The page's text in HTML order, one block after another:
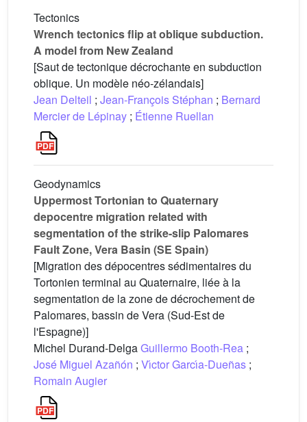
Tectonics
Wrench tectonics flip at oblique subduction.
A model from New Zealand
[Saut de tectonique décrochante en subduction
oblique. Un modèle néo-zélandais]
Jean Delteil ; Jean-François Stéphan ; Bernard
Mercier de Lépinay ; Étienne Ruellan
Geodynamics
Uppermost Tortonian to Quaternary
depocentre migration related with
segmentation of the strike-slip Palomares
Fault Zone, Vera Basin (SE Spain)
[Migration des dépocentres sédimentaires du
Tortonien terminal au Quaternaire, liée à la
segmentation de la zone de décrochement de
Palomares, bassin de Vera (Sud-Est de
l'Espagne)]
Michel Durand-DelgaGuillermo Booth-Rea ;
José Miguel Azañón ; Vı́ctor Garcı́a-Dueñas ;
Romain Augier